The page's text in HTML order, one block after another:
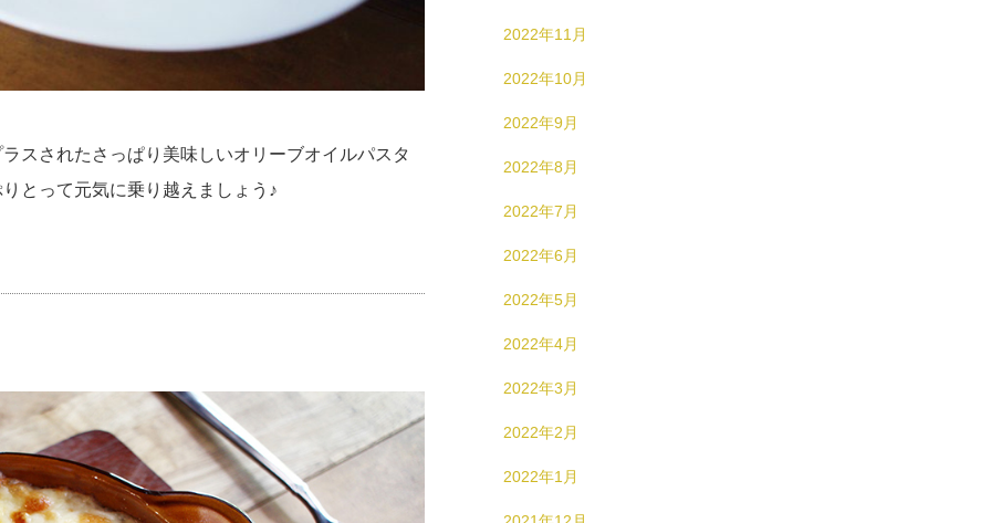
スされたさっぱり美味しいオリーブオイルパスタ
とって元気に乗り越えましょう♪
2022年11月
2022年10月
2022年9月
2022年8月
2022年7月
2022年6月
2022年5月
2022年4月
2022年3月
2022年2月
2022年1月